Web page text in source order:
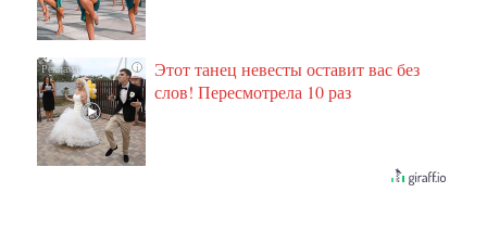
i
Этот танец невесты оставит вас без
слов! Пересмотрела 10 раз